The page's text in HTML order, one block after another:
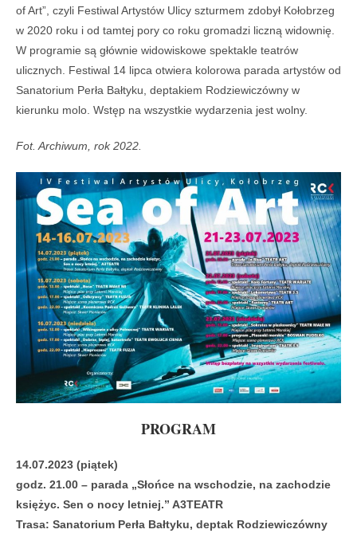
of Art”, czyli Festiwal Artystów Ulicy szturmem zdobył Kołobrzeg
w 2020 roku i od tamtej pory co roku gromadzi liczną widownię.
W programie są głównie widowiskowe spektakle teatrów
ulicznych. Festiwal 14 lipca otwiera kolorowa parada artystów od
Sanatorium Perła Bałtyku, deptakiem Rodziewiczówny w
kierunku molo. Wstęp na wszystkie wydarzenia jest wolny.
Fot. Archiwum, rok 2022.
PROGRAM
14.07.2023 (piątek)
godz. 21.00 – parada „Słońce na wschodzie, na zachodzie
księżyc. Sen o nocy letniej.” A3TEATR
Trasa: Sanatorium Perła Bałtyku, deptak Rodziewiczówny